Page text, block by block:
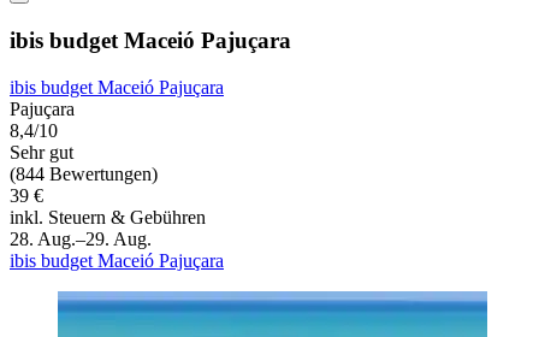
ibis budget Maceió Pajuçara
ibis budget Maceió Pajuçara
Pajuçara
8,4/10
Sehr gut
(844 Bewertungen)
39 €
inkl. Steuern & Gebühren
28. Aug.–29. Aug.
ibis budget Maceió Pajuçara